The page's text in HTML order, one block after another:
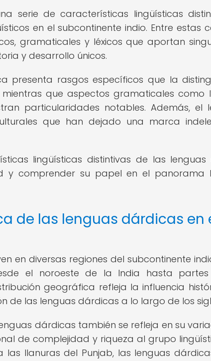
serie de características lingüísticas
en el subcontinente indio. Entre estas
gramaticales y léxicos que aportan
y desarrollo únicos.
presenta rasgos específicos que la
mientras que aspectos gramaticales como
particularidades notables. Además, el
que han dejado una marca
lingüísticas distintivas de las
y comprender su papel en el panorama
de las lenguas dárdicas en
en diversas regiones del subcontinente
el noroeste de la India hasta partes
geográfica refleja la influencia
de las lenguas dárdicas a lo largo de los
dárdicas también se refleja en su
de complejidad y riqueza al grupo
las llanuras del Punjab, las lenguas